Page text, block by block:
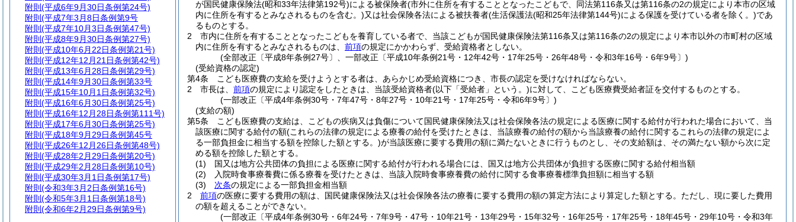
が国民健康保険法(昭和33年法律第192号)による被保険者(市外に住所を有することとなったこどもで、同法第116条又は第116条の2の規定により本市の区域
内に住所を有するとみなされるものを含む。)又は社会保険各法による被扶養者(生活保護法(昭和25年法律第144号)による保護を受けている者を除く。)であ
るものとする。
2
市内に住所を有することとなったこどもを養育している者で、当該こどもが国民健康保険法第116条又は第116条の2の規定により本市以外の市町村の区域
内に住所を有するとみなされるものは、 前項の規定にかかわらず、受給資格者としない。
(全部改正〔平成8年条例27号〕、一部改正〔平成10年条例21号・12年42号・17年25号・26年48号・令和3年16号・6年9号〕)
(受給資格の認定)
第4条
こども医療費の支給を受けようとする者は、あらかじめ受給資格につき、市長の認定を受けなければならない。
2
市長は、 前項の規定により認定をしたときは、当該受給資格者(以下「受給者」という。)に対して、こども医療費受給者証を交付するものとする。
(一部改正〔平成4年条例30号・7年47号・8年27号・10年21号・17年25号・令和6年9号〕)
(支給の額)
第5条
こども医療費の支給は、こどもの疾病又は負傷について国民健康保険法又は社会保険各法の規定による医療に関する給付が行われた場合において、当
該医療に関する給付の額(これらの法律の規定による療養の給付を受けたときは、当該療養の給付の額から当該療養の給付に関するこれらの法律の規定によ
る一部負担金に相当する額を控除した額とする。)が当該医療に要する費用の額に満たないときに行うものとし、その支給額は、その満たない額から次に定
める額を控除した額とする。
(1)
国又は地方公共団体の負担による医療に関する給付が行われる場合には、国又は地方公共団体が負担する医療に関する給付相当額
(2)
入院時食事療養費に係る療養を受けたときは、当該入院時食事療養費の給付に関する食事療養標準負担額に相当する額
(3)
次条の規定による一部負担金相当額
2
前項の医療に要する費用の額は、国民健康保険法又は社会保険各法の療養に要する費用の額の算定方法により算定した額とする。 ただし、現に要した費用
の額を超えることができない。
(一部改正〔平成4年条例30号・6年24号・7年9号・47号・10年21号・13年29号・15年32号・16年25号・17年25号・18年45号・29年10号・令和3年
附則 (平成6年9月30日条例第24号)
附則 (平成7年3月8日条例第9号
附則 (平成7年10月3日条例第47号)
附則 (平成8年9月30日条例第27号)
附則 (平成10年6月22日条例第21号)
附則 (平成12年12月21日条例第42号)
附則 (平成13年6月28日条例第29号)
附則 (平成14年9月30日条例第33号
附則 (平成15年10月1日条例第32号)
附則 (平成16年6月30日条例第25号)
附則 (平成16年12月28日条例第111号)
附則 (平成17年6月30日条例第25号)
附則 (平成18年9月29日条例第45号
附則 (平成26年12月26日条例第48号)
附則 (平成28年2月29日条例第20号)
附則 (平成29年2月28日条例第10号)
附則 (平成30年3月1日条例第17号)
附則 (令和3年3月2日条例第16号)
附則 (令和5年3月1日条例第18号)
附則 (令和6年2月29日条例第9号)